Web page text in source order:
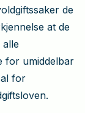
de
at de
alle
for umiddelbar
for